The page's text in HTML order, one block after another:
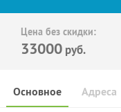
Цена без скидки:
33000 руб.
Основное Адреса